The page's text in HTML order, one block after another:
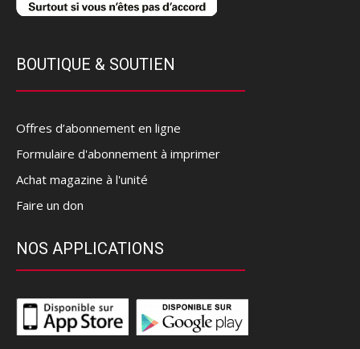
BOUTIQUE & SOUTIEN
Offres d’abonnement en ligne
Formulaire d'abonnement à imprimer
Achat magazine à l'unité
Faire un don
NOS APPLICATIONS